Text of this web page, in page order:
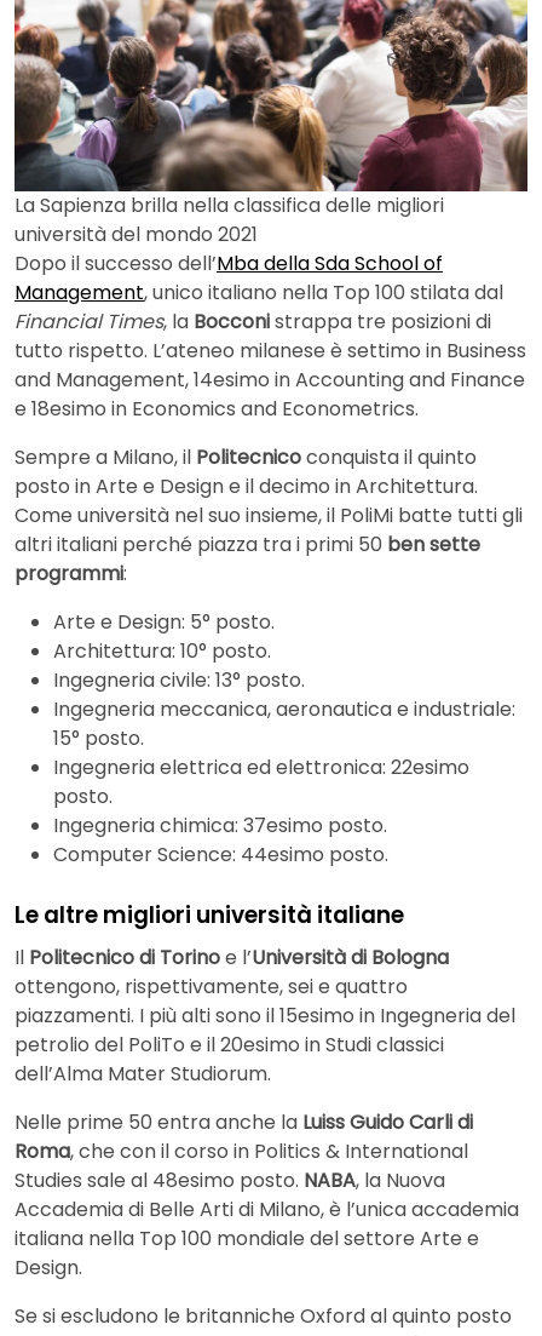
La Sapienza brilla nella classifica delle migliori
università del mondo 2021
Dopo il successo dell’Mba della Sda School of
Management, unico italiano nella Top 100 stilata dal
Financial Times, la Bocconistrappa tre posizioni di
tutto rispetto. L’ateneo milanese è settimo in Business
and Management, 14esimo in Accounting and Finance
e 18esimo in Economics and Econometrics.
Sempre a Milano, il Politecnicoconquista il quinto
posto in Arte e Design e il decimo in Architettura.
Come università nel suo insieme, il PoliMi batte tutti gli
altri italiani perché piazza tra i primi 50 ben sette
programmi:
Arte e Design: 5° posto.
Architettura: 10° posto.
Ingegneria civile: 13° posto.
Ingegneria meccanica, aeronautica e industriale:
15° posto.
Ingegneria elettrica ed elettronica: 22esimo
posto.
Ingegneria chimica: 37esimo posto.
Computer Science: 44esimo posto.
Le altre migliori università italiane
Il Politecnico di Torinoe l’Università di Bologna
ottengono, rispettivamente, sei e quattro
piazzamenti. I più alti sono il 15esimo in Ingegneria del
petrolio del PoliTo e il 20esimo in Studi classici
dell’Alma Mater Studiorum.
Nelle prime 50 entra anche la Luiss Guido Carli di
Roma, che con il corso in Politics & International
Studies sale al 48esimo posto. NABA, la Nuova
Accademia di Belle Arti di Milano, è l’unica accademia
italiana nella Top 100 mondiale del settore Arte e
Design.
Se si escludono le britanniche Oxford al quinto posto